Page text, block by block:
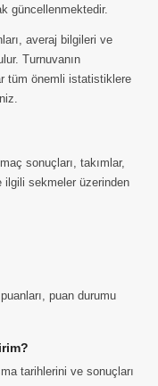
güncellenmektedir.
averaj bilgileri ve
Turnuvanın
tüm önemli istatistiklere
sonuçları, takımlar,
ilgili sekmeler üzerinden
puan durumu
tarihlerini ve sonuçları